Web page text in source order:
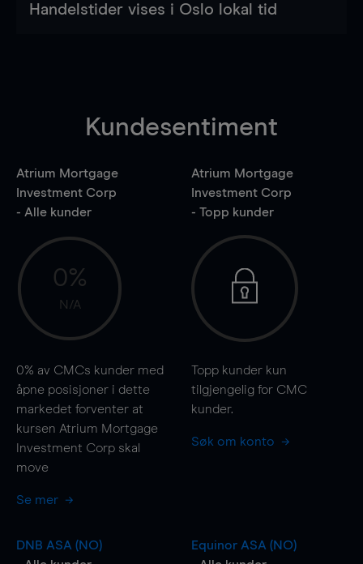
Handelstider vises i Oslo lokal tid
Kundesentiment
Atrium Mortgage
Investment Corp
- Alle kunder
0%
N/A
0% av CMCs kunder med
åpne posisjoner i dette
markedet forventer at
kursen Atrium Mortgage
Investment Corp skal
move
Se mer
Atrium Mortgage
Investment Corp
- Topp kunder
Topp kunder kun
tilgjengelig for CMC
kunder.
Søk om konto
DNB ASA (NO)
Equinor ASA (NO)